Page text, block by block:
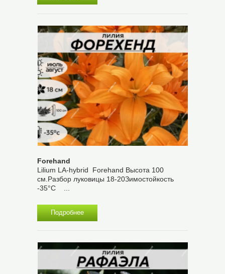
Forehand
Lilium LA-hybrid Forehand Высота 100
см.Разбор луковицы 18-20Зимостойкость
-35°С ...
Подробнее